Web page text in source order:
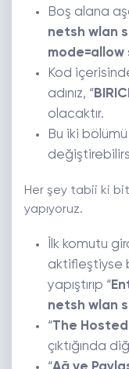
Boş alana
netsh wlan
Kod
adınız, “
olacaktır.
Bu iki
Her şey tabii ki
yapıyoruz.
İlk komutu
aktifleştiyse
yapıştırıp “
netsh wlan
“The
çıktığında